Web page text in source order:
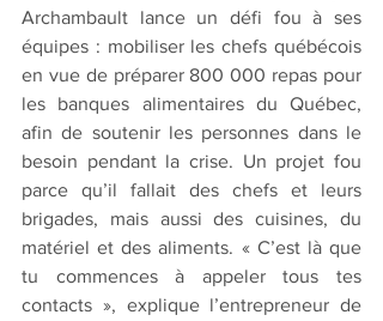
Archambault lance un défi fou à ses
équipes : mobiliser les chefs québécois
en vue de préparer 800 000 repas pour
les banques alimentaires du Québec,
afin de soutenir les personnes dans le
besoin pendant la crise. Un projet fou
parce qu’il fallait des chefs et leurs
brigades, mais aussi des cuisines, du
matériel et des aliments. « C’est là que
tu commences à appeler tous tes
contacts », explique l’entrepreneur de